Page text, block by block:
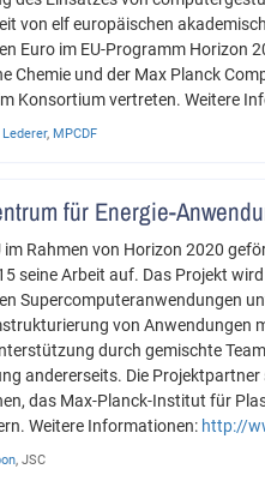
von elf europäischen
Euro im EU-Programm Horizon
Chemie und der Max Planck
Konsortium vertreten. Weitere
, MPCDF
für Energie-
im Rahmen von Horizon 2020
seine Arbeit auf. Das Projekt
Supercomputeranwendungen
von Anwendungen
durch gemischte
andererseits. Die
das Max-Planck-Institut für
Weitere Informationen: http://
, JSC